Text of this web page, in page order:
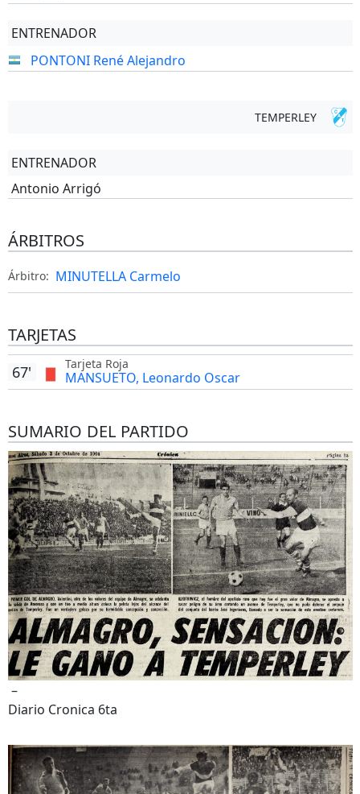
ENTRENADOR
PONTONI René Alejandro
TEMPERLEY
ENTRENADOR
Antonio Arrigó
ÁRBITROS
Árbitro: MINUTELLA Carmelo
TARJETAS
Tarjeta Roja
MANSUETO, Leonardo Oscar
67'
SUMARIO DEL PARTIDO
–
Diario Cronica 6ta